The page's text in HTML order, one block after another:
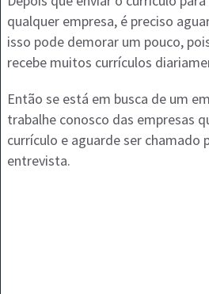
qualquer empresa, é preciso
isso pode demorar um pouco,
recebe muitos currículos
Então se está em busca de um
trabalhe conosco das empresas
currículo e aguarde ser chamado
entrevista.